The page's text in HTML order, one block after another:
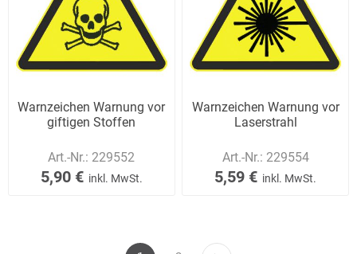
Warnzeichen Warnung vor
giftigen Stoffen
Art.-Nr.: 229552
5,90 € inkl. MwSt.
Warnzeichen Warnung vor
Laserstrahl
Art.-Nr.: 229554
5,59 € inkl. MwSt.